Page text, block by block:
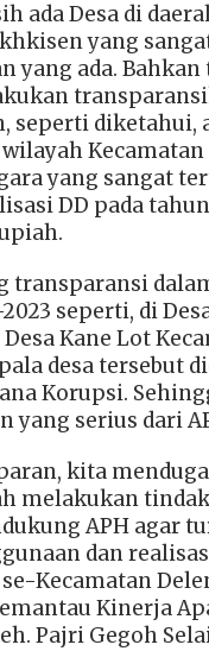
ada Desa di
yang
ada. Bahkan
seperti diketahui,
Kecamatan
yang sangat
DD pada
transparansi
seperti, di
Kane Lot
desa tersebut
Korupsi.
yang serius dari
kita
melakukan
APH agar
dan
Kecamatan
Kinerja
Pajri Gegoh